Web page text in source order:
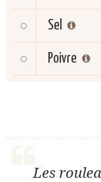
Sel
Poivre
Les